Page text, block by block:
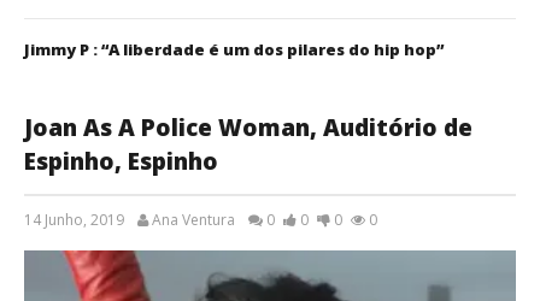
Jimmy P : “A liberdade é um dos pilares do hip hop”
Joan As A Police Woman, Auditório de
Espinho, Espinho
14 Junho, 2019 Ana Ventura 0 0 0 0